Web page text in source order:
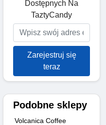
Dostępnych Na
TaztyCandy
Zarejestruj się
teraz
Podobne sklepy
Volcanica Coffee